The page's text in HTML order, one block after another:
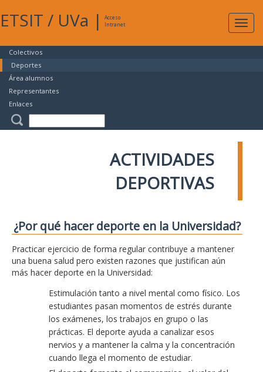
ETSIT / UVa |
Acceso
Intranet
Colectivos
Deportes
Área alumnos
Representantes
Enlaces
ACTIVIDADES
DEPORTIVAS
¿Por qué hacer deporte en la Universidad?
Practicar ejercicio de forma regular contribuye a mantener
una buena salud pero existen razones que justifican aún
más hacer deporte en la Universidad:
Estimulación tanto a nivel mental como físico. Los
estudiantes pasan momentos de estrés durante
los exámenes, los trabajos en grupo o las
prácticas. El deporte ayuda a canalizar esos
nervios y a mantener la calma y la concentración
cuando llega el momento de estudiar.